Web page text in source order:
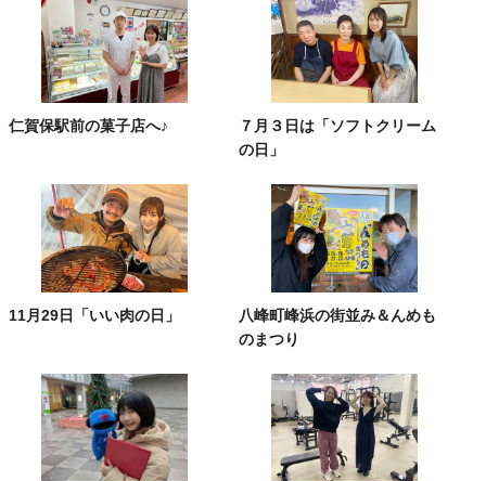
仁賀保駅前の菓子店へ♪
７月３日は「ソフトクリーム
の日」
11月29日「いい肉の日」
八峰町峰浜の街並み＆んめも
のまつり